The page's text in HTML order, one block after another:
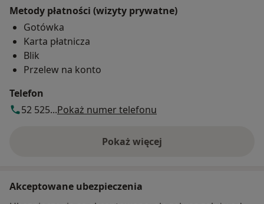
Metody płatności (wizyty prywatne)
Gotówka
Karta płatnicza
Blik
Przelew na konto
Telefon
52 525...Pokaż numer telefonu
Pokaż więcej
o adresie
Akceptowane ubezpieczenia